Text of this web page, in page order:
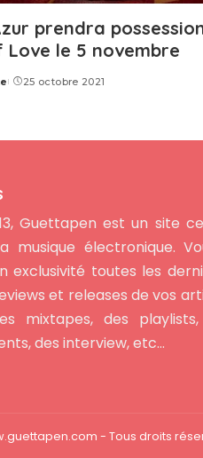
prendra
Love le 5 novembre
25 octobre 2021
Guettapen est un site
musique électronique.
exclusivité toutes les
et releases de vos
mixtapes, des
des interview, etc...
- Tous droits